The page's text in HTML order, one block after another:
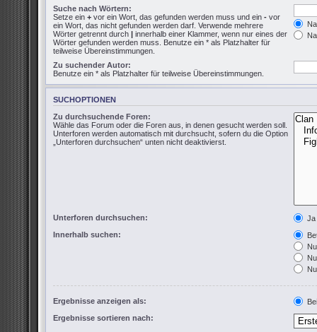
Suche nach Wörtern:
Setze ein + vor ein Wort, das gefunden werden muss und ein - vor
ein Wort, das nicht gefunden werden darf. Verwende mehrere
Wörter getrennt durch | innerhalb einer Klammer, wenn nur eines der
Wörter gefunden werden muss. Benutze ein * als Platzhalter für
teilweise Übereinstimmungen.
Zu suchender Autor:
Benutze ein * als Platzhalter für teilweise Übereinstimmungen.
SUCHOPTIONEN
Zu durchsuchende Foren:
Wähle das Forum oder die Foren aus, in denen gesucht werden soll.
Unterforen werden automatisch mit durchsucht, sofern du die Option
„Unterforen durchsuchen“ unten nicht deaktivierst.
Unterforen durchsuchen:
Ja
Innerhalb suchen:
Ergebnisse anzeigen als:
Ergebnisse sortieren nach: